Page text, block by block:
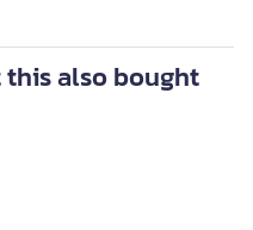
also bought